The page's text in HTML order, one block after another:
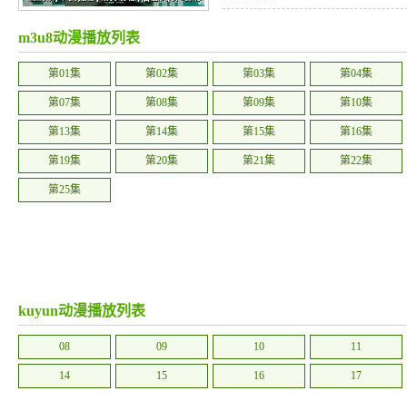
m3u8动漫播放列表
第01集 第02集 第03集 第04集
第07集 第08集 第09集 第10集
第13集 第14集 第15集 第16集
第19集 第20集 第21集 第22集
第25集
kuyun动漫播放列表
08 09 10 11
14 15 16 17